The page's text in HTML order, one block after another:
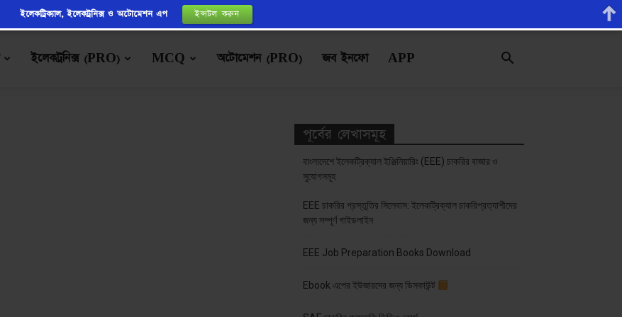
ইলেকট্রনিক্স (PRO) MCQ অটোমেশন (PRO) জব ইনফো APP
পূর্বের লেখাসমূহ
বাংলাদেশে ইলেকট্রিক্যাল ইঞ্জিনিয়ারিং (EEE) চাকরির বাজার ও
সুযোগসমূহ
EEE চাকরির প্রস্তুতির সিলেবাস: ইলেকট্রিক্যাল চাকরিপ্রত্যাশীদের
জন্য সম্পূর্ণ গাইডলাইন
EEE Job Preparation Books Download
Ebook এপের ইউজারদের জন্য ডিসকাউন্ট
ইলেকট্রিক্যাল, ইলেকট্রনিক্স ও অটোমেশন এপ ইন্সটল করুন